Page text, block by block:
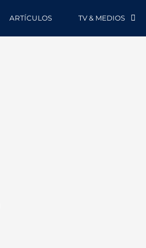
ARTÍCULOS TV & MEDIOS